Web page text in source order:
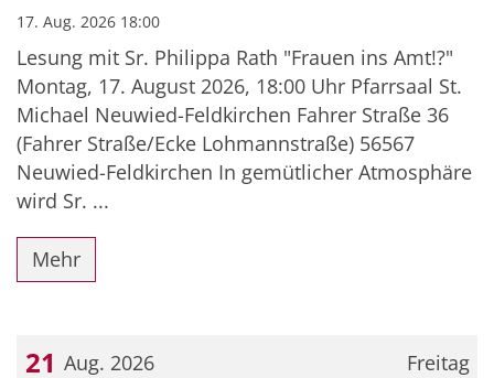
17. Aug. 2026 18:00
Lesung mit Sr. Philippa Rath "Frauen ins Amt!?"
Montag, 17. August 2026, 18:00 Uhr Pfarrsaal St.
Michael Neuwied-Feldkirchen Fahrer Straße 36
(Fahrer Straße/Ecke Lohmannstraße) 56567
Neuwied-Feldkirchen In gemütlicher Atmosphäre
wird Sr. ...
Mehr
Freitag
21 Aug. 2026